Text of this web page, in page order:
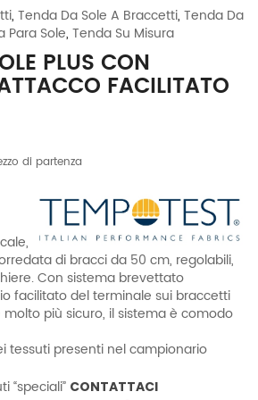
, Tenda Da Sole A Braccetti, Tenda Da
Para Sole, Tenda Su Misura
PLUS CON
FACILITATO
di partenza
di bracci da 50 cm, regolabili,
Con sistema brevettato
facilitato del terminale sui braccetti
più sicuro, il sistema è comodo
tessuti presenti nel campionario
“speciali” CONTATTACI